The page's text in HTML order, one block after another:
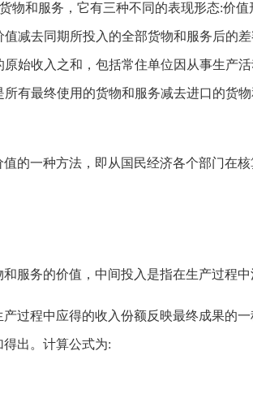
物和服务，它有三种不同的表现形态:价
减去同期所投入的全部货物和服务后的
始收入之和，包括常住单位因从事生产
有最终使用的货物和服务减去进口的货
一种方法，即从国民经济各个部门在核
务的价值，中间投入是指在生产过程中
程中应得的收入份额反映最终成果的
出。计算公式为: